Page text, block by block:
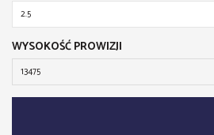
WYSOKOŚĆ PROWIZJI